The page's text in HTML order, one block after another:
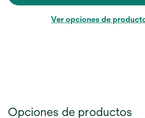
Ver opciones de
Opciones de productos